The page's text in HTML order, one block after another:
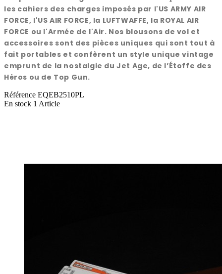
les cahiers des charges imposés par l'US ARMY AIR
FORCE, l'US AIR FORCE, la LUFTWAFFE, la ROYAL AIR
FORCE ou l'Armée de l'Air. Nos blousons de vol et
accessoires sont des pièces uniques qui sont tout à
fait portables et confèrent un style unique vintage
emprunt de la nostalgie du Jet Age, de l’Étoffe des
Héros ou de Top Gun.
Référence EQEB2510PL
En stock 1 Article